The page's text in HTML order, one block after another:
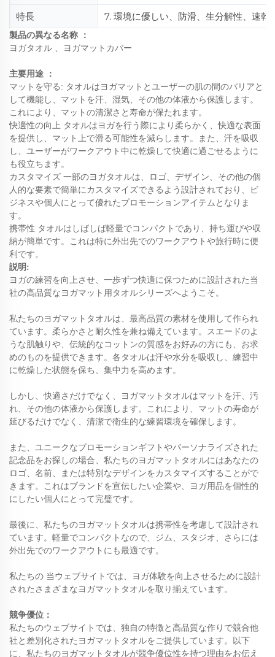
特長
7. 環境に優しい、防滑、生分解性、速
製品の異なる名称
：
ヨガタオル 、 ヨガマットカバー
主要用途
：
マットを守る: タオルはヨガマットとユーザーの肌の間のバリアと
して機能し、マットを汗、湿気、その他の体液から保護します。
これにより、マットの清潔さと寿命が保たれます。
快適性の向上 タオルはヨガを行う際により柔らかく、快適な表面
を提供し、マット上で滑る可能性を減らします。また、汗を吸収
し、ユーザーがワークアウト中に乾燥して快適に過ごせるように
も役立ちます。
カスタマイズ 一部のヨガタオルは、ロゴ、デザイン、その他の個
人的な要素で簡単にカスタマイズできるよう設計されており、ビ
ジネスや個人にとって優れたプロモーションアイテムとなりま
す。
携帯性 タオルはしばしば軽量でコンパクトであり、持ち運びや収
納が簡単です。これは特に外出先でのワークアウトや旅行時に便
利です。
説明:
ヨガの練習を向上させ、一歩ずつ快適に保つために設計された当
社の高品質なヨガマット用タオルシリーズへようこそ。
私たちのヨガマットタオルは、最高品質の素材を使用して作られ
ています。柔らかさと耐久性を兼ね備えています。スエードのよ
うな肌触りや、伝統的なコットンの質感をお好みの方にも、お求
めのものを提供できます。各タオルは汗や水分を吸収し、練習中
に乾燥した状態を保ち、集中力を高めます。
しかし、快適さだけでなく、ヨガマットタオルはマットを汗、汚
れ、その他の体液から保護します。これにより、マットの寿命が
延びるだけでなく、清潔で衛生的な練習環境を確保します。
また、ユニークなプロモーションギフトやパーソナライズされた
記念品をお探しの場合、私たちのヨガマットタオルにはあなたの
ロゴ、名前、または特別なデザインをカスタマイズすることがで
きます。これはブランドを宣伝したい企業や、ヨガ用品を個性的
にしたい個人にとって完璧です。
最後に、私たちのヨガマットタオルは携帯性を考慮して設計され
ています。軽量でコンパクトなので、ジム、スタジオ、さらには
外出先でのワークアウトにも最適です。
私たちの 当ウェブサイトでは、ヨガ体験を向上させるために設計
されたさまざまなヨガマットタオルを取り揃えています。
競争優位：
私たちのウェブサイトでは、独自の特徴と高品質な作りで競合他
社と差別化されたヨガマットタオルをご提供しています。以下
に、私たちのヨガマットタオルが競争優位性を持つ理由をお伝え